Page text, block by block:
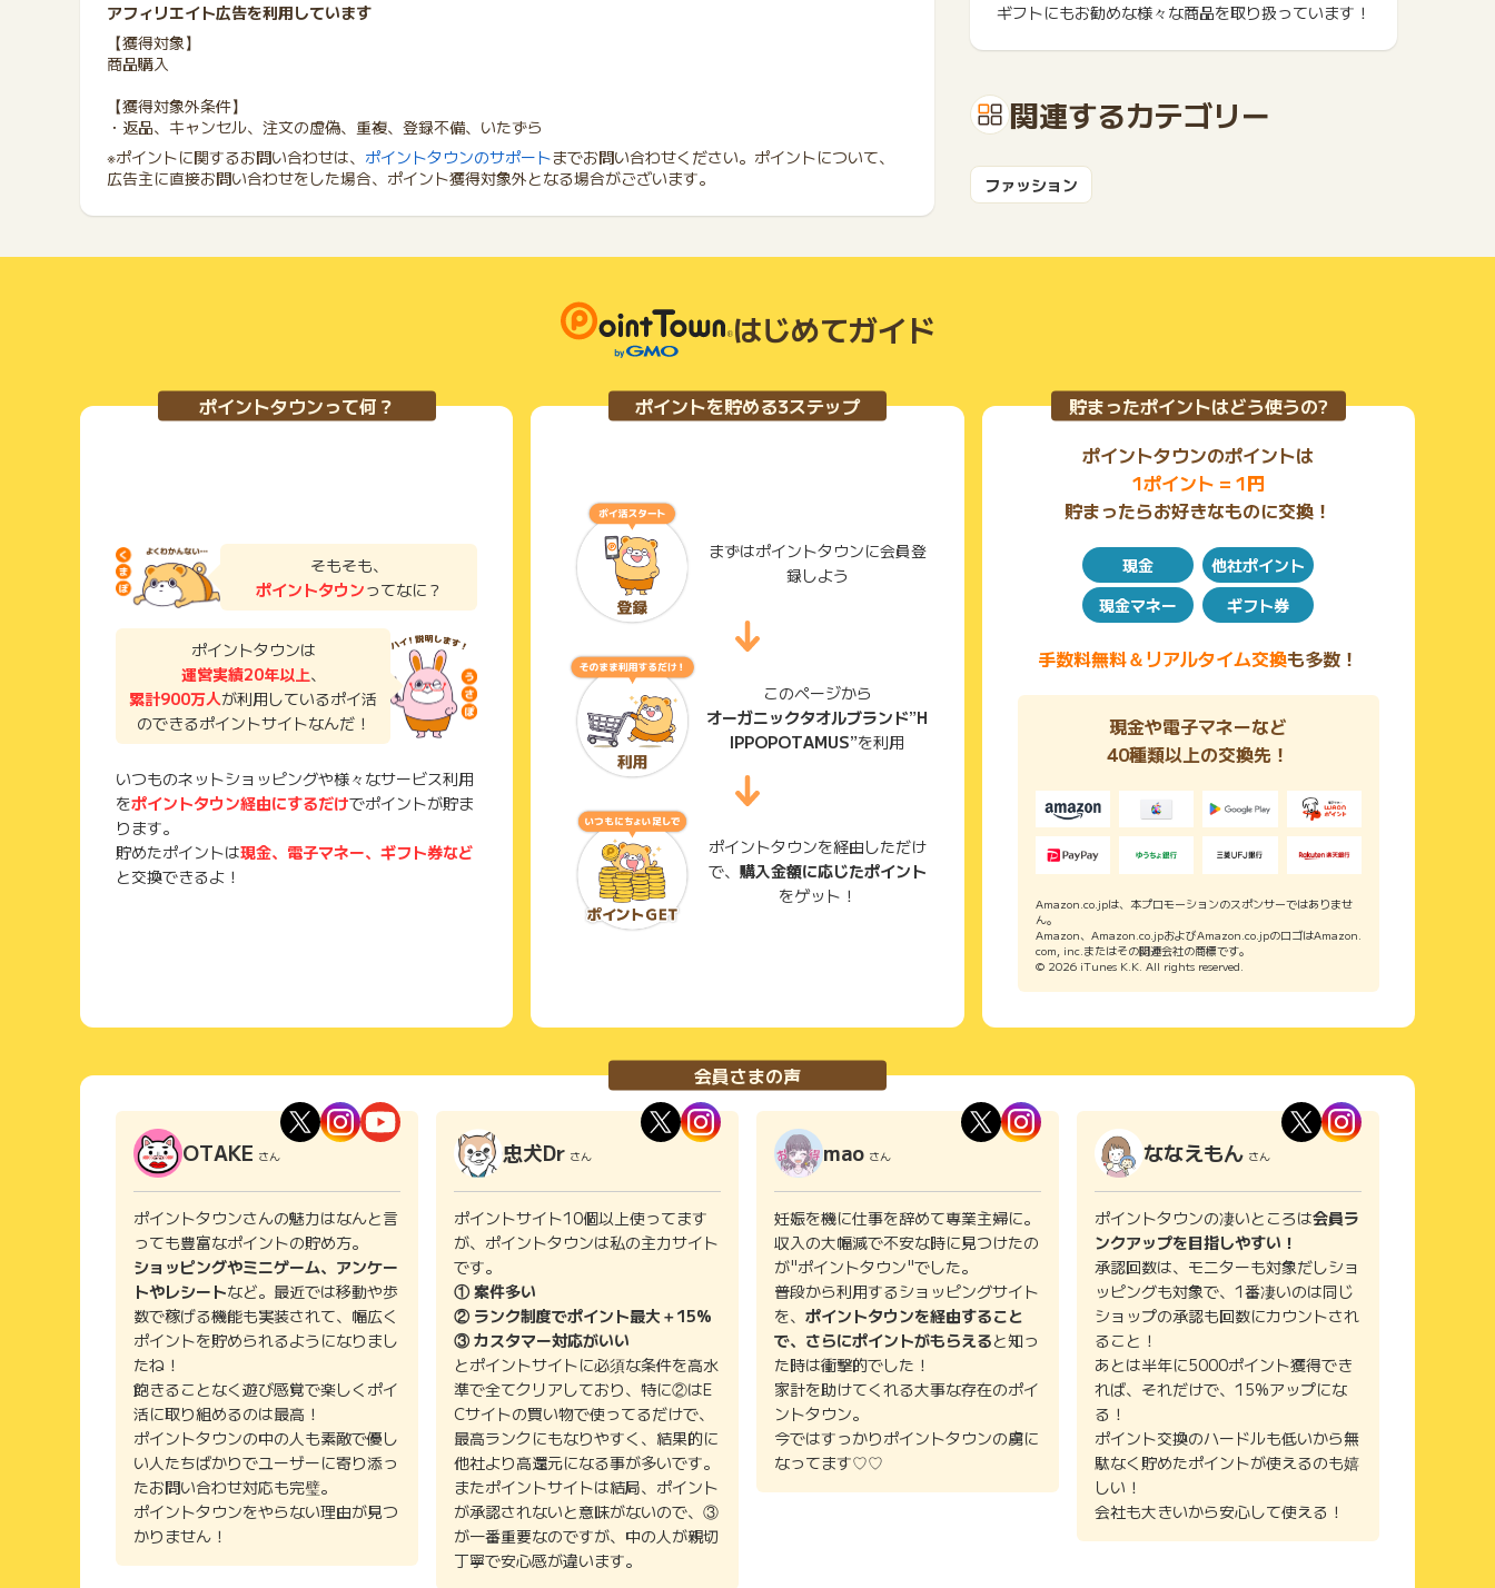
アフィリエイト広告を利用しています
【獲得対象】
商品購入
【獲得対象外条件】
・返品、キャンセル、注文の虚偽、重複、登録不備、いたずら
※ポイントに関するお問い合わせは、 ポイントタウンのサポートまでお問い合わせください。ポイントについて、
広告主に直接お問い合わせをした場合、ポイント獲得対象外となる場合がございます。
ギフトにもお勧めな様々な商品を取り扱っています！
関連するカテゴリー
ファッション
はじめてガイド
ポイントタウンって何？
そもそも、
ポイントタウンってなに？
ポイントタウンは
運営実績20年以上、
累計900万人が利用しているポイ活
のできるポイントサイトなんだ！
いつものネットショッピングや様々なサービス利用
をポイントタウン経由にするだけでポイントが貯ま
ります。
貯めたポイントは現金、電子マネー、ギフト券など
と交換できるよ！
ポイントを貯める3ステップ
まずはポイントタウンに会員登
録しよう
このページから
オーガニックタオルブランド”H
IPPOPOTAMUS”を利用
ポイントタウンを経由しただけ
で、 購入金額に応じたポイント
をゲット！
貯まったポイントはどう使うの?
ポイントタウンのポイントは
1ポイント = 1円
貯まったらお好きなものに交換！
現金
他社ポイント
現金マネー
ギフト券
手数料無料＆リアルタイム交換も多数！
現金や電子マネーなど
40種類以上の交換先！
Amazon.co.jpは、本プロモーションのスポンサーではありませ
ん。
Amazon、Amazon.co.jpおよびAmazon.co.jpのロゴはAmazon.
com, inc.またはその関連会社の商標です。
© 2026 iTunes K.K. All rights reserved.
会員さまの声
OTAKE さん
ポイントタウンさんの魅力はなんと言
っても豊富なポイントの貯め方。
ショッピングやミニゲーム、アンケー
トやレシートなど。最近では移動や歩
数で稼げる機能も実装されて、幅広く
ポイントを貯められるようになりまし
たね！
飽きることなく遊び感覚で楽しくポイ
活に取り組めるのは最高！
ポイントタウンの中の人も素敵で優し
い人たちばかりでユーザーに寄り添っ
たお問い合わせ対応も完璧。
ポイントタウンをやらない理由が見つ
かりません！
忠犬Dr さん
ポイントサイト10個以上使ってます
が、ポイントタウンは私の主力サイト
です。
① 案件多い
② ランク制度でポイント最大＋15%
③ カスタマー対応がいい
とポイントサイトに必須な条件を高水
準で全てクリアしており、特に②はE
Cサイトの買い物で使ってるだけで、
最高ランクにもなりやすく、結果的に
他社より高還元になる事が多いです。
またポイントサイトは結局、ポイント
が承認されないと意味がないので、③
が一番重要なのですが、中の人が親切
丁寧で安心感が違います。
mao さん
妊娠を機に仕事を辞めて専業主婦に。
収入の大幅減で不安な時に見つけたの
が"ポイントタウン"でした。
普段から利用するショッピングサイト
を、 ポイントタウンを経由すること
で、さらにポイントがもらえると知っ
た時は衝撃的でした！
家計を助けてくれる大事な存在のポイ
ントタウン。
今ではすっかりポイントタウンの虜に
なってます♡♡
ななえもん さん
ポイントタウンの凄いところは会員ラ
ンクアップを目指しやすい！
承認回数は、モニターも対象だしショ
ッピングも対象で、1番凄いのは同じ
ショップの承認も回数にカウントされ
ること！
あとは半年に5000ポイント獲得でき
れば、それだけで、15%アップにな
る！
ポイント交換のハードルも低いから無
駄なく貯めたポイントが使えるのも嬉
しい！
会社も大きいから安心して使える！